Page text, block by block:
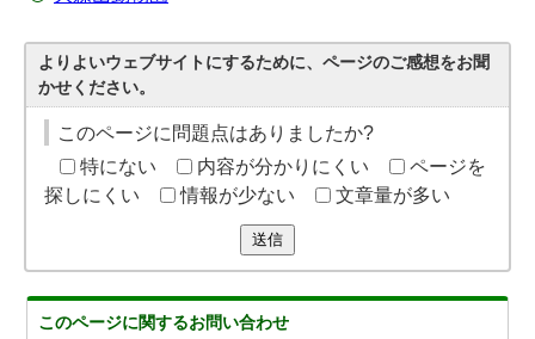
よりよいウェブサイトにするために、ページのご感想をお聞
かせください。
このページに問題点はありましたか?
特にない
内容が分かりにくい
ページを
探しにくい
情報が少ない 文章量が多い
送信
このページに関するお問い合わせ